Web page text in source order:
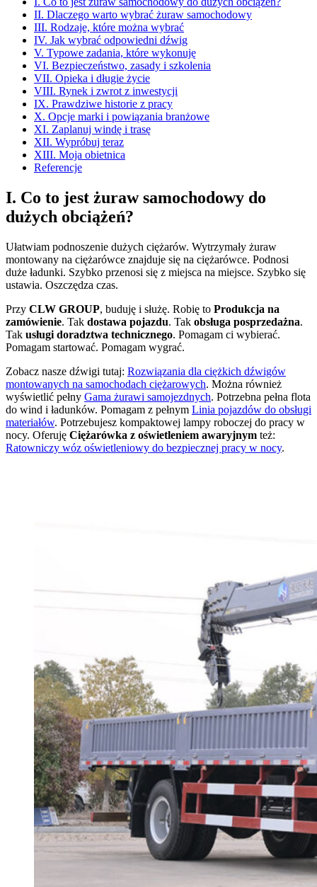
II. Dlaczego warto wybrać żuraw samochodowy
III. Rodzaje, które można wybrać
IV. Jak wybrać odpowiedni dźwig
V. Typowe zadania, które wykonuję
VI. Bezpieczeństwo, zasady i szkolenia
VII. Opieka i długie życie
VIII. Rynek i zwrot z inwestycji
IX. Prawdziwe historie z pracy
X. Opcje marki i powiązania branżowe
XI. Zaplanuj windę i trasę
XII. Wypróbuj teraz
XIII. Moja obietnica
Referencje
I. Co to jest żuraw samochodowy do
dużych obciążeń?
Ułatwiam podnoszenie dużych ciężarów. Wytrzymały żuraw
montowany na ciężarówce znajduje się na ciężarówce. Podnosi
duże ładunki. Szybko przenosi się z miejsca na miejsce. Szybko się
ustawia. Oszczędza czas.
Przy CLW GROUP, buduję i służę. Robię to Produkcja na
zamówienie. Tak dostawa pojazdu. Tak obsługa posprzedażna.
Tak usługi doradztwa technicznego. Pomagam ci wybierać.
Pomagam startować. Pomagam wygrać.
Zobacz nasze dźwigi tutaj: Rozwiązania dla ciężkich dźwigów
montowanych na samochodach ciężarowych. Można również
wyświetlić pełny Gama żurawi samojezdnych. Potrzebna pełna flota
do wind i ładunków. Pomagam z pełnym Linia pojazdów do obsługi
materiałów. Potrzebujesz kompaktowej lampy roboczej do pracy w
nocy. Oferuję Ciężarówka z oświetleniem awaryjnym też:
Ratowniczy wóz oświetleniowy do bezpiecznej pracy w nocy.